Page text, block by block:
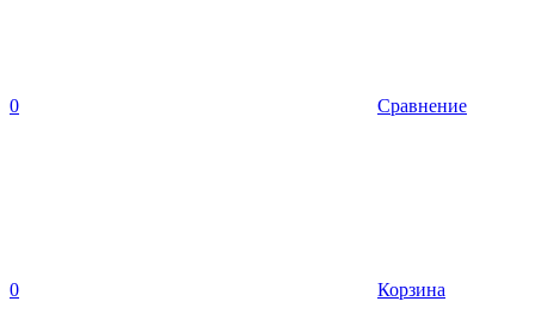
0 Сравнение
0 Корзина